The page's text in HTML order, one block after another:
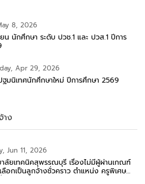
8, 2026
น นักศึกษา ระดับ ปวช.1 และ ปวส.1 ปีการ
Apr 29, 2026
ฐมนิเทศนักศึกษาใหม่ ปีการศึกษา 2569
าง
Jun 11, 2026
าลัยเทคนิคสุพรรณบุรี เรื่องไม่มีผู้ผ่านเกณฑ์
อกเป็นลูกจ้างชั่วคราว ตำแหน่ง ครูพิเศษ